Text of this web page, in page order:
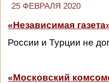
25 ФЕВРАЛЯ 2020
«Независимая
России и Турции не
«Московский